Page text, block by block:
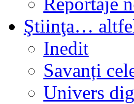
Ştiinţa…
Inedit
Savanți
Univers